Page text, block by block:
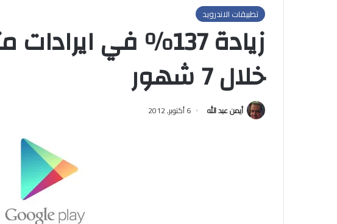
تطبيقات الاندرويد
زيادة 137% في
خلال 7 شهور
أيمن عبد الله 6 أكتوبر, 2012